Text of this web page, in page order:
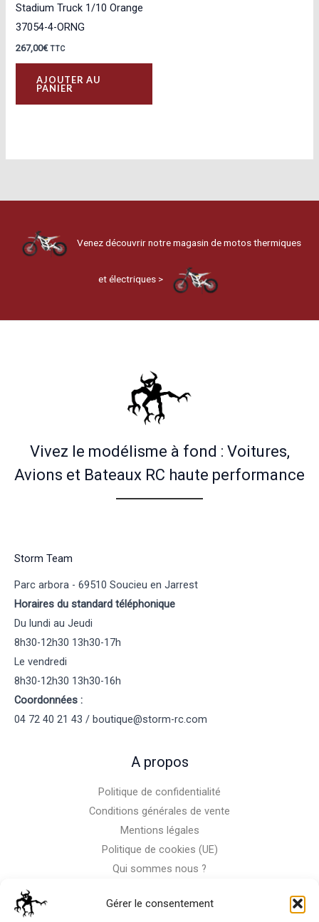
Gérer le consentement
Stadium Truck 1/10 Orange
37054-4-ORNG
267,00€ TTC
AJOUTER AU
PANIER
Venez découvrir notre magasin de motos thermiques
et électriques >
Vivez le modélisme à fond : Voitures,
Avions et Bateaux RC haute performance
Storm Team
Parc arbora - 69510 Soucieu en Jarrest
Horaires du standard téléphonique
Du lundi au Jeudi
8h30-12h30 13h30-17h
Le vendredi
8h30-12h30 13h30-16h
Coordonnées :
04 72 40 21 43 / boutique@storm-rc.com
A propos
Politique de confidentialité
Conditions générales de vente
Mentions légales
Politique de cookies (UE)
Qui sommes nous ?